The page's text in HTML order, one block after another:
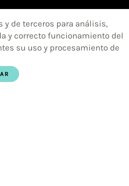
y de terceros para análisis,
y correcto funcionamiento del
su uso y procesamiento de